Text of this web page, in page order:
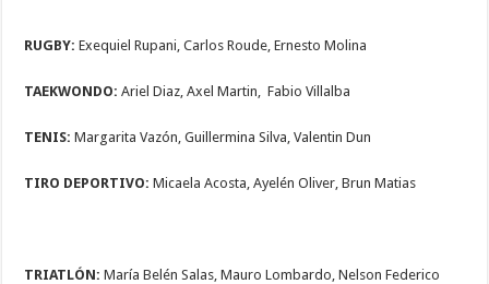
RUGBY: Exequiel Rupani, Carlos Roude, Ernesto Molina
TAEKWONDO:Ariel Diaz, Axel Martin, Fabio Villalba
TENIS:Margarita Vazón, Guillermina Silva, Valentin Dun
TIRO DEPORTIVO: Micaela Acosta, Ayelén Oliver, Brun Matias
TRIATLÓN:María Belén Salas, Mauro Lombardo, Nelson Federico